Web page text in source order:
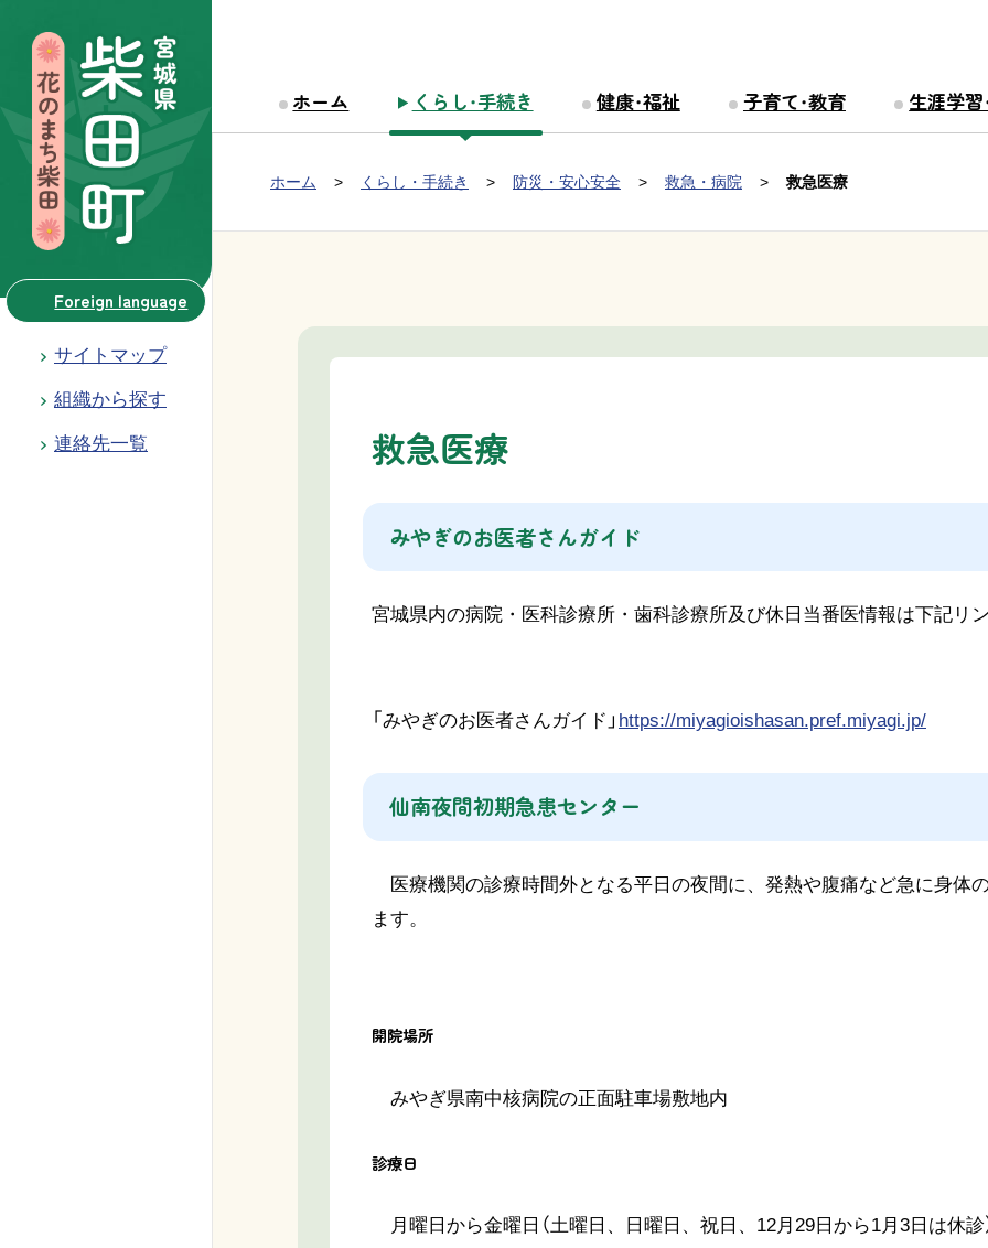
Foreign language
サイトマップ
組織から探す
連絡先一覧
Group NAV
ホーム くらし・手続き 健康・福祉 子育て・教育 生涯学習
現在位置：
ホーム くらし・手続き 防災・安心安全 救急・病院 救急医療
救急医療
みやぎのお医者さんガイド
宮城県内の病院・医科診療所・歯科診療所及び休日当番医情報は下記リ
「みやぎのお医者さんガイド」 https://miyagioishasan.pref.miyagi.jp/
仙南夜間初期急患センター
医療機関の診療時間外となる平日の夜間に、発熱や腹痛など急に身体
ます。
開院場所
みやぎ県南中核病院の正面駐車場敷地内
診療日
月曜日から金曜日（土曜日、日曜日、祝日、12月29日から1月3日は休診